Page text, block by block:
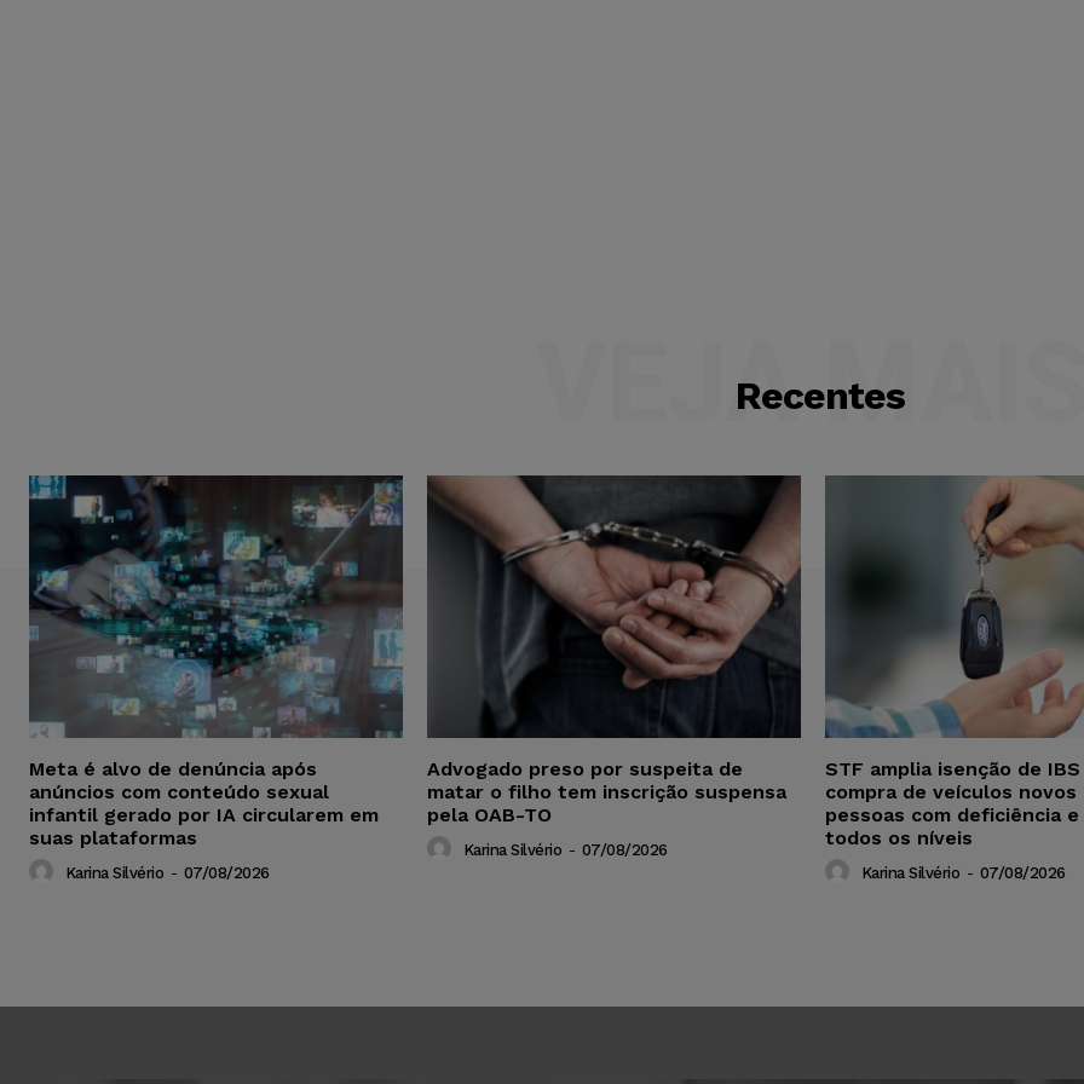
Recentes
VEJA
Meta é alvo de denúncia após
anúncios com conteúdo sexual
infantil gerado por IA circularem em
suas plataformas
Karina Silvério - 07/08/2026
Advogado preso por suspeita de
matar o filho tem inscrição suspensa
pela OAB-TO
Karina Silvério - 07/08/2026
STF amplia isenção de
compra de veículos novos
pessoas com deficiência
todos os níveis
Karina Silvério - 07/08/2026